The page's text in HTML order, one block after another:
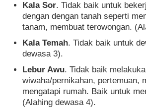
Kala Sor. Tidak baik untuk
dengan dengan tanah seperti
tanam, membuat terowongan.
Kala Temah. Tidak baik untuk
dewasa 3).
Lebur Awu. Tidak baik
wiwaha/pernikahan, pertemuan,
mengatapi rumah. Baik untuk
(Alahing dewasa 4).